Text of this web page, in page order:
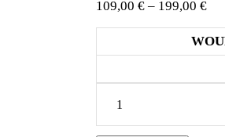
109,00 € – 199,00 €
bis
WOUF
POUF